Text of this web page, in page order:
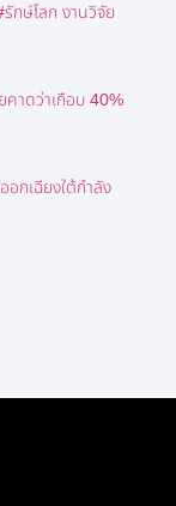
กษ์โลก งานวิจัย
คาดว่าเกือบ 40%
อกเฉียงใต้กำลัง